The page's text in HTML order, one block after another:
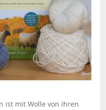
ist mit Wolle von ihren